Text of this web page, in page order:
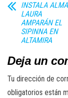
INSTALA ALMA
LAURA
AMPARÁN EL
SIPINNA EN
ALTAMIRA
Deja un
Tu dirección de
obligatorios están